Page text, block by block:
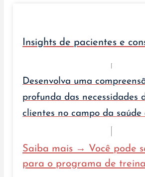
Insights de pacientes e
Desenvolva uma
profunda das necessidades
clientes no campo da saúde
Saiba mais → Você pode
para o programa de